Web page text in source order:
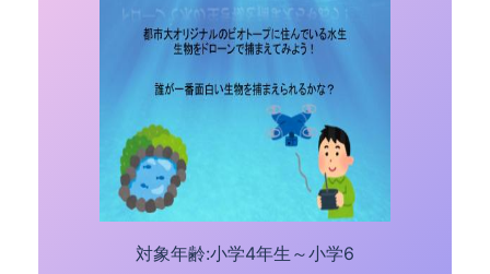
対象年齢:小学4年生～小学6